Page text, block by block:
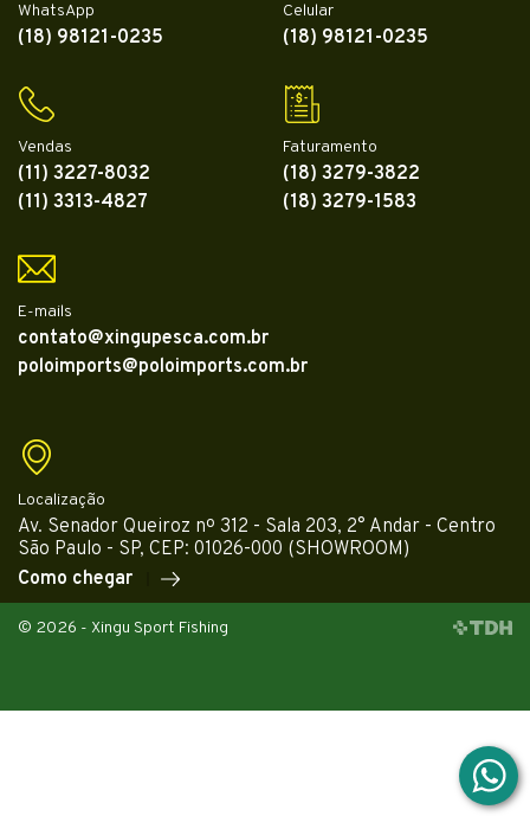
WhatsApp
(18) 98121-0235
Celular
(18) 98121-0235
Vendas
(11) 3227-8032
(11) 3313-4827
Faturamento
(18) 3279-3822
(18) 3279-1583
E-mails
contato@xingupesca.com.br
poloimports@poloimports.com.br
Localização
Av. Senador Queiroz nº 312 - Sala 203, 2° Andar - Centro
São Paulo - SP, CEP: 01026-000 (SHOWROOM)
Como chegar
© 2026 - Xingu Sport Fishing